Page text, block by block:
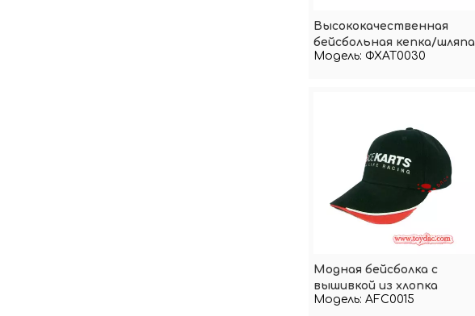
Высококачественная
бейсбольная кепка/шляпа
на заказ
Модель: ФХАТ0030
Модная бейсболка с
вышивкой из хлопка
Модель: AFC0015